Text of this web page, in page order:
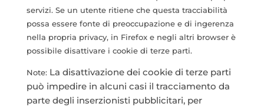
servizi. Se un utente ritiene che questa tracciabilità
possa essere fonte di preoccupazione e di ingerenza
nella propria privacy, in Firefox e negli altri browser è
possibile disattivare i cookie di terze parti.
Note: La disattivazione dei cookie di terze parti
può impedire in alcuni casi il tracciamento da
parte degli inserzionisti pubblicitari, per